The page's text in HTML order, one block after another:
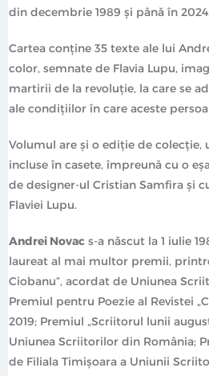
din decembrie 1989 și până în 2024.
Cartea conține 35 texte ale lui
color, semnate de Flavia Lupu,
martirii de la revoluție, la care se
ale condițiilor în care aceste
Volumul are și o ediție de colecție,
incluse în casete, împreună cu o
de designer-ul Cristian Samfira și
Flaviei Lupu.
Andrei Novac s-a născut la 1 iulie
laureat al mai multor premii,
Ciobanu”, acordat de Uniunea
Premiul pentru Poezie al Revistei
2019; Premiul „Scriitorul lunii
Uniunea Scriitorilor din România;
de Filiala Timișoara a Uniunii